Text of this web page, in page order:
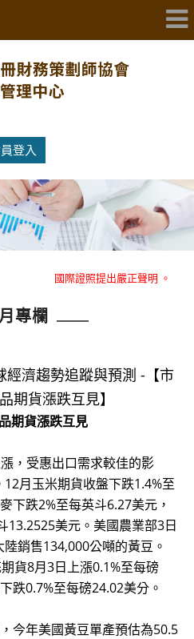
登入
劃師協會大中華管理中心就冒名RFP
劃師協會大中華管理中心就冒名RFP
專欄
經濟趨勢追蹤與預測 -【市
期貨漲跌互見】
期貨漲跌互見
，受惠出口需求較佳的影
月玉米期貨收盤下跌1.4%至
下跌2%至每英斗6.27美元，
13.2525美元。美國農業部3日
銷售134,000公噸的黃豆。
貨8月3日上漲0.1%至每磅
跌0.7%至每磅24.02美分。
今年美國黃豆單產預估為50.5